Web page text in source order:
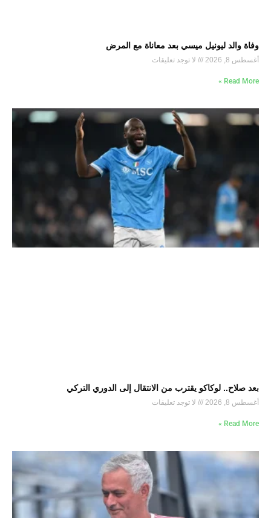
وفاة والد ليونيل ميسي بعد معاناة مع المرض
أغسطس 8, 2026 لا توجد تعليقات
Read More »
بعد صلاح.. لوكاكو يقترب من الانتقال إلى الدوري التركي
أغسطس 8, 2026 لا توجد تعليقات
Read More »